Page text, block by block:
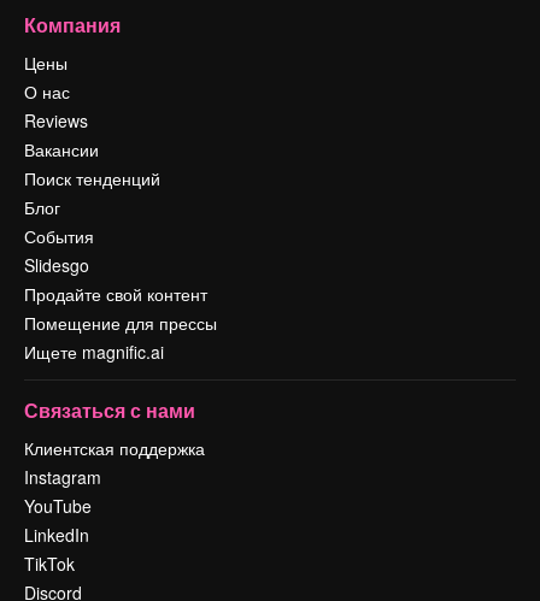
Компания
Цены
О нас
Reviews
Вакансии
Поиск тенденций
Блог
События
Slidesgo
Продайте свой контент
Помещение для прессы
Ищете magnific.ai
Связаться с нами
Клиентская поддержка
Instagram
YouTube
LinkedIn
TikTok
Discord